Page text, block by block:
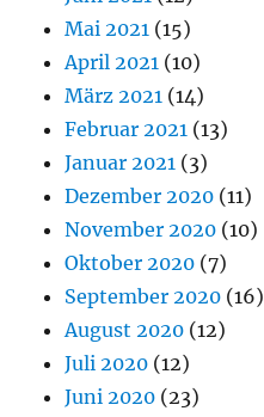
Mai 2021 (15)
April 2021 (10)
März 2021 (14)
Februar 2021 (13)
Januar 2021 (3)
Dezember 2020 (11)
November 2020 (10)
Oktober 2020 (7)
September 2020 (16)
August 2020 (12)
Juli 2020 (12)
Juni 2020 (23)